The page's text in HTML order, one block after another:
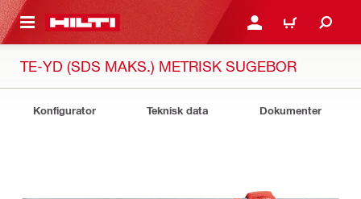
HOVEDINDHOLD LOG IND ELLER
INDKØBSKURV
TE-YD (SDS MAKS.) METRISK SUGEBOR
Konfigurator Teknisk data Dokumenter